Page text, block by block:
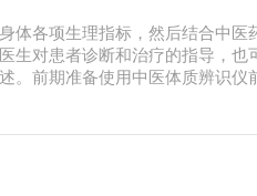
体各项生理指标，然后结合中医
生对患者诊断和治疗的指导，也
。前期准备使用中医体质辨识仪